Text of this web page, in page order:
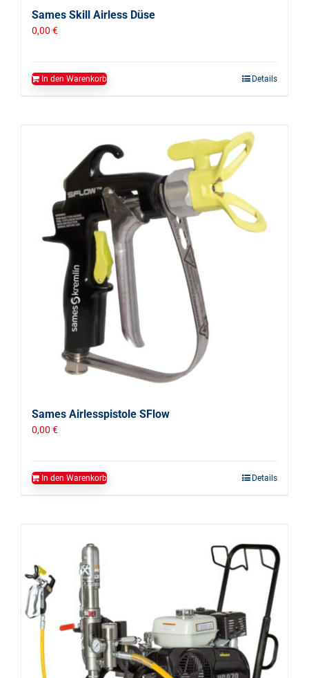
Sames Skill Airless Düse
0,00 €
In den Warenkorb Details
Sames Airlesspistole SFlow
0,00 €
In den Warenkorb Details